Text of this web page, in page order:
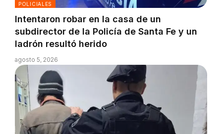
POLICIALES
Intentaron robar en la casa de un
subdirector de la Policía de Santa Fe y un
ladrón resultó herido
agosto 5, 2026